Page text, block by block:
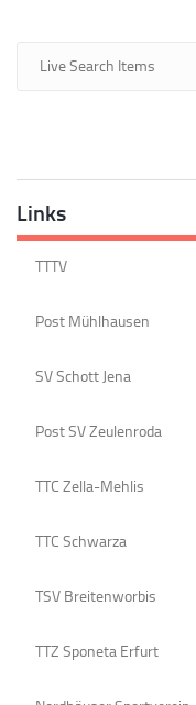
Links
TTTV
Post Mühlhausen
SV Schott Jena
Post SV Zeulenroda
TTC Zella-Mehlis
TTC Schwarza
TSV Breitenworbis
TTZ Sponeta Erfurt